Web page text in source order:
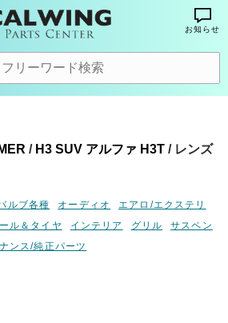
お知らせ
/ H3 SUV アルファ H3T / レンズ
ルブ各種 オーディオ
エアロ/エクステリ
ル＆タイヤ インテリア グリル
サスペン
ンス/純正パーツ